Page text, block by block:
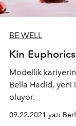
BE WELL
Kin
Modellik
Bella Hadid, yeni
oluyor.
09.22.2021 yazı